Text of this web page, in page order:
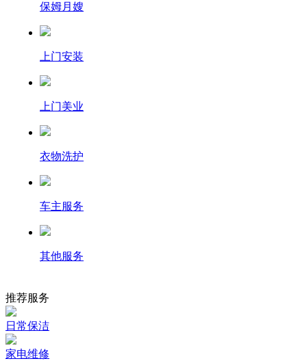
保姆月嫂
上门安装
上门美业
衣物洗护
车主服务
其他服务
推荐服务
日常保洁
家电维修